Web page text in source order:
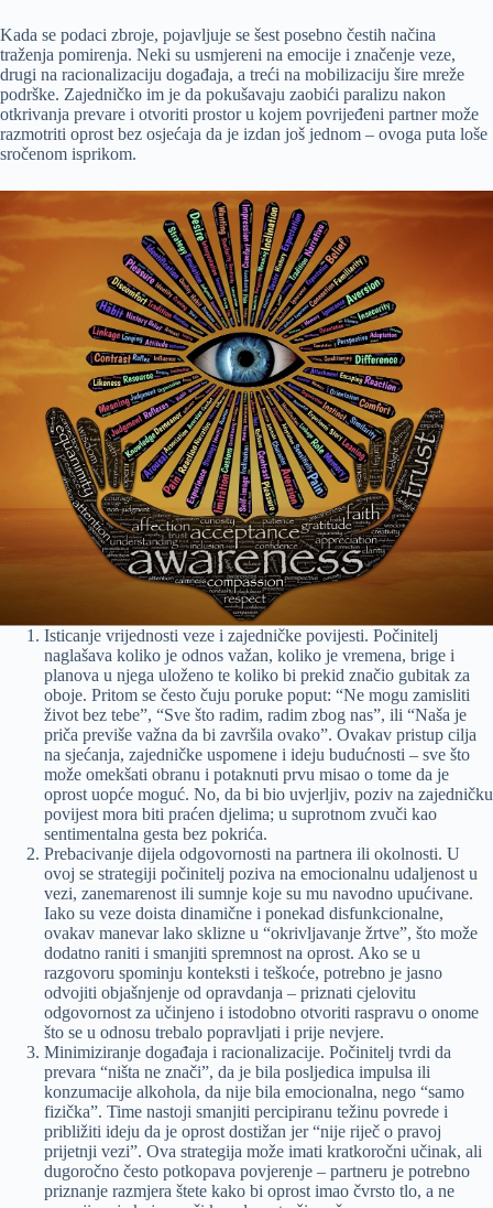
Kada se podaci zbroje, pojavljuje se šest posebno čestih načina
traženja pomirenja. Neki su usmjereni na emocije i značenje veze,
drugi na racionalizaciju događaja, a treći na mobilizaciju šire mreže
podrške. Zajedničko im je da pokušavaju zaobići paralizu nakon
otkrivanja prevare i otvoriti prostor u kojem povrijeđeni partner može
razmotriti oprost bez osjećaja da je izdan još jednom – ovoga puta loše
sročenom isprikom.
Isticanje vrijednosti veze i zajedničke povijesti. Počinitelj
naglašava koliko je odnos važan, koliko je vremena, brige i
planova u njega uloženo te koliko bi prekid značio gubitak za
oboje. Pritom se često čuju poruke poput: “Ne mogu zamisliti
život bez tebe”, “Sve što radim, radim zbog nas”, ili “Naša je
priča previše važna da bi završila ovako”. Ovakav pristup cilja
na sjećanja, zajedničke uspomene i ideju budućnosti – sve što
može omekšati obranu i potaknuti prvu misao o tome da je
oprost uopće moguć. No, da bi bio uvjerljiv, poziv na zajedničku
povijest mora biti praćen djelima; u suprotnom zvuči kao
sentimentalna gesta bez pokrića.
Prebacivanje dijela odgovornosti na partnera ili okolnosti. U
ovoj se strategiji počinitelj poziva na emocionalnu udaljenost u
vezi, zanemarenost ili sumnje koje su mu navodno upućivane.
Iako su veze doista dinamične i ponekad disfunkcionalne,
ovakav manevar lako sklizne u “okrivljavanje žrtve”, što može
dodatno raniti i smanjiti spremnost na oprost. Ako se u
razgovoru spominju konteksti i teškoće, potrebno je jasno
odvojiti objašnjenje od opravdanja – priznati cjelovitu
odgovornost za učinjeno i istodobno otvoriti raspravu o onome
što se u odnosu trebalo popravljati i prije nevjere.
Minimiziranje događaja i racionalizacije. Počinitelj tvrdi da
prevara “ništa ne znači”, da je bila posljedica impulsa ili
konzumacije alkohola, da nije bila emocionalna, nego “samo
fizička”. Time nastoji smanjiti percipiranu težinu povrede i
približiti ideju da je oprost dostižan jer “nije riječ o pravoj
prijetnji vezi”. Ova strategija može imati kratkoročni učinak, ali
dugoročno često potkopava povjerenje – partneru je potrebno
priznanje razmjera štete kako bi oprost imao čvrsto tlo, a ne